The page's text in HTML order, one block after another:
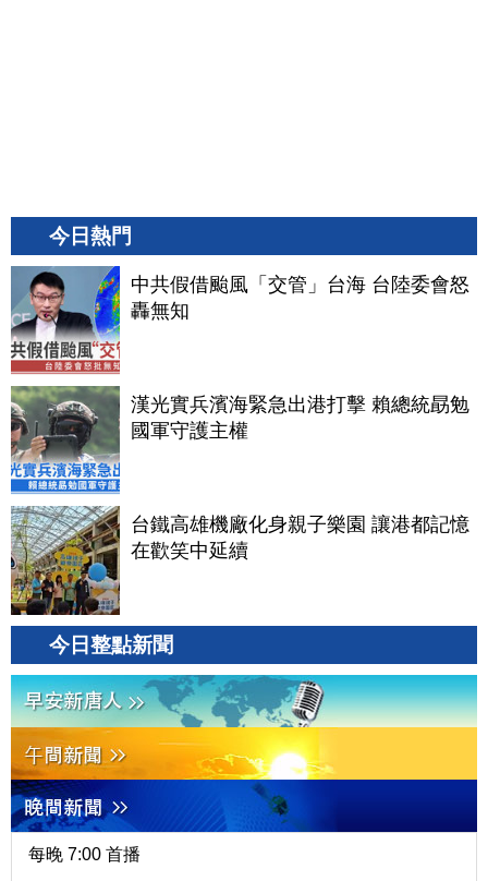
今日熱門
中共假借颱風「交管」台海 台陸委會怒
轟無知
漢光實兵濱海緊急出港打擊 賴總統勗勉
國軍守護主權
台鐵高雄機廠化身親子樂園 讓港都記憶
在歡笑中延續
今日整點新聞
每晚 7:00 首播